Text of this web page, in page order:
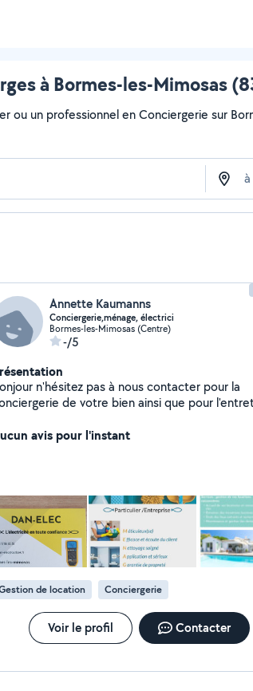
à Bormes-les-Mimosas
ou un professionnel en Conciergerie sur
à
Annette Kaumanns
Conciergerie,ménage, électrici
Bormes-les-Mimosas (Centre)
-/5
n'hésitez pas à nous contacter pour la
de votre bien ainsi que pour
et pour vos travaux d'électricité
avis pour l'instant
de location Conciergerie
Voir le profil Contacter